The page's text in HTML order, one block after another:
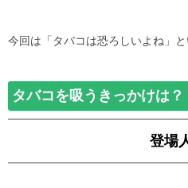
今回は「タバコは恐ろしいよね」と
タバコを吸うきっかけは？
登場